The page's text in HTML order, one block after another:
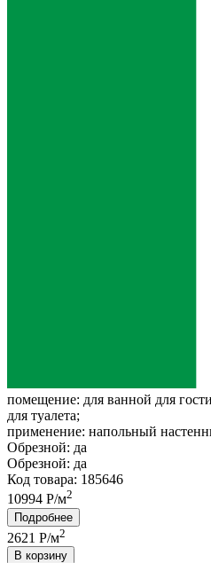
помещение: для ванной для
для туалета;
применение: напольный
Обрезной: да
Обрезной: да
Код товара: 185646
10994 Р/м2
Подробнее
2621 Р/м2
В корзину